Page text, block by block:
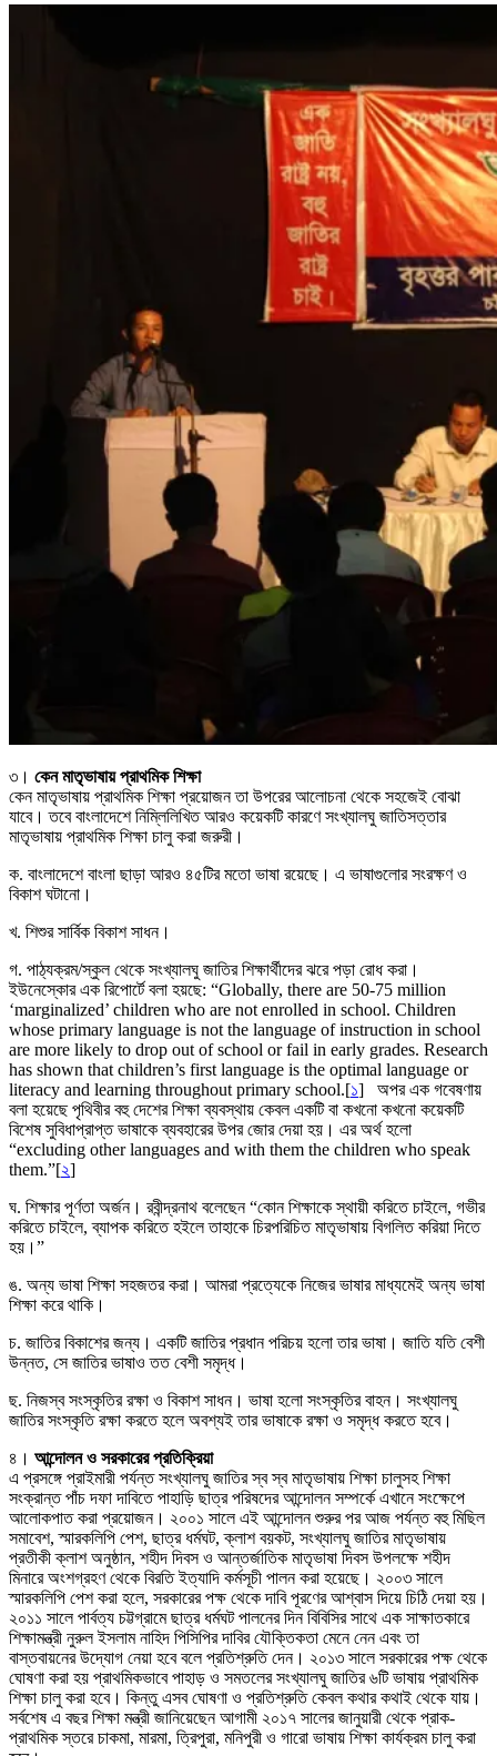
৩। কেন মাতৃভাষায় প্রাথমিক শিক্ষা
কেন মাতৃভাষায় প্রাথমিক শিক্ষা প্রয়োজন তা উপরের আলোচনা থেকে সহজেই বোঝা
যাবে। তবে বাংলাদেশে নিম্লিলিখিত আরও কয়েকটি কারণে সংখ্যালঘু জাতিসত্তার
মাতৃভাষায় প্রাথমিক শিক্ষা চালু করা জরুরী।
ক. বাংলাদেশে বাংলা ছাড়া আরও ৪৫টির মতো ভাষা রয়েছে। এ ভাষাগুলোর সংরক্ষণ ও
বিকাশ ঘটানো।
খ. শিশুর সার্বিক বিকাশ সাধন।
গ. পাঠ্যক্রম/স্কুল থেকে সংখ্যালঘু জাতির শিক্ষার্থীদের ঝরে পড়া রোধ করা।
ইউনেস্কোর এক রিপোর্টে বলা হয়ছে: “Globally, there are 50-75 million
‘marginalized’ children who are not enrolled in school. Children
whose primary language is not the language of instruction in school
are more likely to drop out of school or fail in early grades. Research
has shown that children’s first language is the optimal language or
literacy and learning throughout primary school.[১] অপর এক গবেষণায়
বলা হয়েছে পৃথিবীর বহু দেশের শিক্ষা ব্যবস্থায় কেবল একটি বা কখনো কখনো কয়েকটি
বিশেষ সুবিধাপ্রাপ্ত ভাষাকে ব্যবহারের উপর জোর দেয়া হয়। এর অর্থ হলো
“excluding other languages and with them the children who speak
them.”[২]
ঘ. শিক্ষার পূর্ণতা অর্জন। রবীন্দ্রনাথ বলেছেন “কোন শিক্ষাকে স্থায়ী করিতে চাইলে, গভীর
করিতে চাইলে, ব্যাপক করিতে হইলে তাহাকে চিরপরিচিত মাতৃভাষায় বিগলিত করিয়া দিতে
হয়।”
ঙ. অন্য ভাষা শিক্ষা সহজতর করা। আমরা প্রত্যেকে নিজের ভাষার মাধ্যমেই অন্য ভাষা
শিক্ষা করে থাকি।
চ. জাতির বিকাশের জন্য। একটি জাতির প্রধান পরিচয় হলো তার ভাষা। জাতি যতি বেশী
উন্নত, সে জাতির ভাষাও তত বেশী সমৃদ্ধ।
ছ. নিজস্ব সংস্কৃতির রক্ষা ও বিকাশ সাধন। ভাষা হলো সংস্কৃতির বাহন। সংখ্যালঘু
জাতির সংস্কৃতি রক্ষা করতে হলে অবশ্যই তার ভাষাকে রক্ষা ও সমৃদ্ধ করতে হবে।
৪। আন্দোলন ও সরকারের প্রতিক্রিয়া
এ প্রসঙ্গে প্রাইমারী পর্যন্ত সংখ্যালঘু জাতির স্ব স্ব মাতৃভাষায় শিক্ষা চালুসহ শিক্ষা
সংক্রান্ত পাঁচ দফা দাবিতে পাহাড়ি ছাত্র পরিষদের আন্দোলন সম্পর্কে এখানে সংক্ষেপে
আলোকপাত করা প্রয়োজন। ২০০১ সালে এই আন্দোলন শুরুর পর আজ পর্যন্ত বহু মিছিল
সমাবেশ, স্মারকলিপি পেশ, ছাত্র ধর্মঘট, ক্লাশ বয়কট, সংখ্যালঘু জাতির মাতৃভাষায়
প্রতীকী ক্লাশ অনুষ্ঠান, শহীদ দিবস ও আন্তর্জাতিক মাতৃভাষা দিবস উপলক্ষে শহীদ
মিনারে অংশগ্রহণ থেকে বিরতি ইত্যাদি কর্মসূচী পালন করা হয়েছে। ২০০৩ সালে
স্মারকলিপি পেশ করা হলে, সরকারের পক্ষ থেকে দাবি পূরণের আশ্বাস দিয়ে চিঠি দেয়া হয়।
২০১১ সালে পার্বত্য চট্টগ্রামে ছাত্র ধর্মঘট পালনের দিন বিবিসির সাথে এক সাক্ষাতকারে
শিক্ষামন্ত্রী নুরুল ইসলাম নাহিদ পিসিপির দাবির যৌক্তিকতা মেনে নেন এবং তা
বাস্তবায়নের উদ্যোগ নেয়া হবে বলে প্রতিশ্রুতি দেন। ২০১৩ সালে সরকারের পক্ষ থেকে
ঘোষণা করা হয় প্রাথমিকভাবে পাহাড় ও সমতলের সংখ্যালঘু জাতির ৬টি ভাষায় প্রাথমিক
শিক্ষা চালু করা হবে। কিন্তু এসব ঘোষণা ও প্রতিশ্রুতি কেবল কথার কথাই থেকে যায়।
সর্বশেষ এ বছর শিক্ষা মন্ত্রী জানিয়েছেন আগামী ২০১৭ সালের জানুয়ারী থেকে প্রাক-
প্রাথমিক স্তরে চাকমা, মারমা, ত্রিপুরা, মনিপুরী ও গারো ভাষায় শিক্ষা কার্যক্রম চালু করা